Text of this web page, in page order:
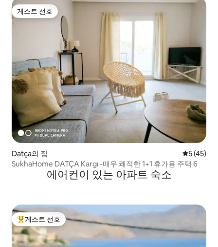
게스트 선호
게스트 선호
Datça의 집 평점 5점
5 (45)
SukhaHome DATÇA Kargı -매우 쾌적한 1+1 휴가용 주택 6
에어컨이 있는 아파트 숙소
상위 게스트 선호
게스트 선호